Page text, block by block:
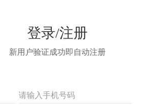
登录/注册
新用户验证成功即自动注册